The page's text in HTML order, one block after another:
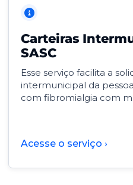
Carteiras
SASC
Esse serviço facilita a
intermunicipal da
com fibromialgia com
Acesse o serviço ›